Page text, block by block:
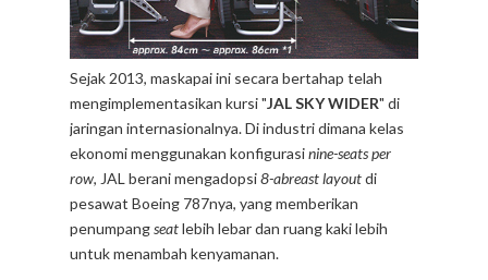
Sejak 2013, maskapai ini secara bertahap telah
mengimplementasikan kursi "JAL SKY WIDER" di
jaringan internasionalnya. Di industri dimana kelas
ekonomi menggunakan konfigurasinine-seats per
row, JAL berani mengadopsi8-abreast layoutdi
pesawat Boeing 787nya, yang memberikan
penumpangseatlebih lebar dan ruang kaki lebih
untuk menambah kenyamanan.